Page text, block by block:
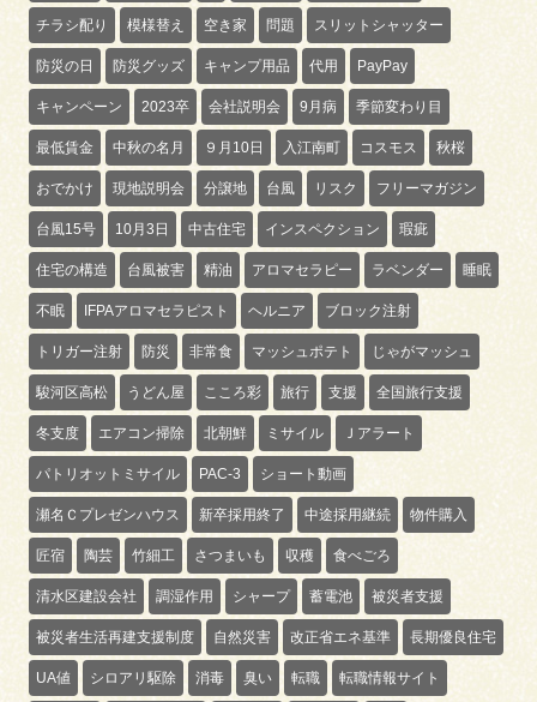
チラシ配り 模様替え 空き家 問題 スリットシャッター
防災の日 防災グッズ キャンプ用品 代用 PayPay
キャンペーン 2023卒 会社説明会 9月病 季節変わり目
最低賃金 中秋の名月 ９月10日 入江南町 コスモス 秋桜
おでかけ 現地説明会 分譲地 台風 リスク フリーマガジン
台風15号 10月3日 中古住宅 インスペクション 瑕疵
住宅の構造 台風被害 精油 アロマセラピー ラベンダー 睡眠
不眠 IFPAアロマセラピスト ヘルニア ブロック注射
トリガー注射 防災 非常食 マッシュポテト じゃがマッシュ
駿河区高松 うどん屋 こころ彩 旅行 支援 全国旅行支援
冬支度 エアコン掃除 北朝鮮 ミサイル Ｊアラート
パトリオットミサイル PAC-3 ショート動画
瀬名Ｃプレゼンハウス 新卒採用終了 中途採用継続 物件購入
匠宿 陶芸 竹細工 さつまいも 収穫 食べごろ
清水区建設会社 調湿作用 シャープ 蓄電池 被災者支援
被災者生活再建支援制度 自然災害 改正省エネ基準 長期優良住宅
UA値 シロアリ駆除 消毒 臭い 転職 転職情報サイト